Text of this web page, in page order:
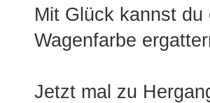
Mit Glück kannst
Wagenfarbe
Jetzt mal zu